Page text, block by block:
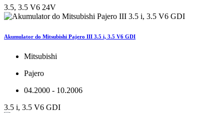
3.5, 3.5 V6 24V
Akumulator do Mitsubishi Pajero III 3.5 i, 3.5 V6 GDI
Mitsubishi
Pajero
04.2000 - 10.2006
3.5 i, 3.5 V6 GDI